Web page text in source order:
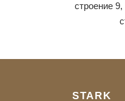
строение
STARK